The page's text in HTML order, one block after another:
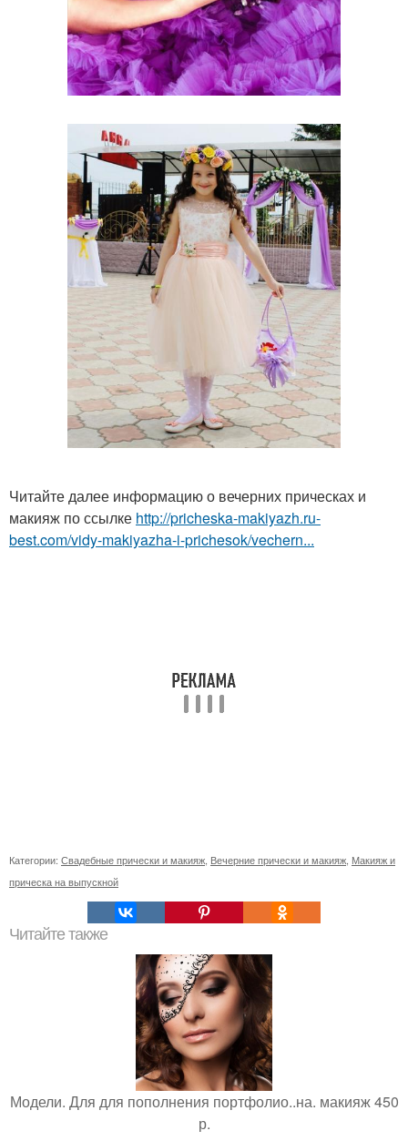
Читайте далее информацию о вечерних прическах и
макияж по ссылке http://pricheska-makiyazh.ru-
best.com/vidy-makiyazha-i-prichesok/vechern...
Категории: Свадебные прически и макияж, Вечерние прически и макияж, Макияж и
прическа на выпускной
Читайте также
Модели. Для для пополнения портфолио..на. макияж 450
р.